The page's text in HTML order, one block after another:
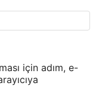
için adım, e-